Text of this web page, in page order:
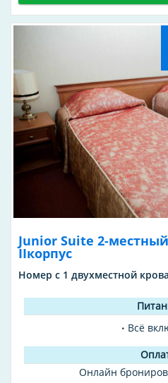
Junior Suite 2-
IIкорпус
Номер с 1 двухместной
Всё
Онлайн